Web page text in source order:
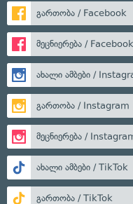
გართობა / Facebook
მეცნიერება / Facebook
ახალი ამბები /
გართობა / Instagram
მეცნიერება /
ახალი ამბები / TikTok
გართობა / TikTok